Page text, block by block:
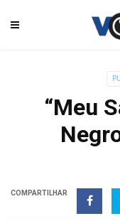
“Meu
COMPARTILHAR